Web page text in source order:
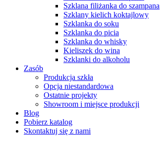
Szklana filiżanka do szampana
Szklany kielich koktajlowy
Szklanka do soku
Szklanka do picia
Szklanka do whisky
Kieliszek do wina
Szklanki do alkoholu
Zasób
Produkcja szkła
Opcja niestandardowa
Ostatnie projekty
Showroom i miejsce produkcji
Blog
Pobierz katalog
Skontaktuj się z nami